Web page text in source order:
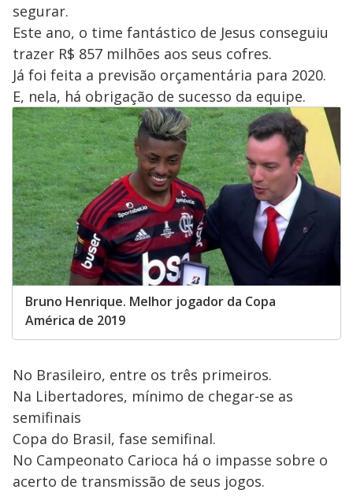
segurar.
Este ano, o time fantástico de Jesus conseguiu
trazer R$ 857 milhões aos seus cofres.
Já foi feita a previsão orçamentária para 2020.
E, nela, há obrigação de sucesso da equipe.
Bruno Henrique. Melhor jogador da Copa
América de 2019
No Brasileiro, entre os três primeiros.
Na Libertadores, mínimo de chegar-se as
semifinais
Copa do Brasil, fase semifinal.
No Campeonato Carioca há o impasse sobre o
acerto de transmissão de seus jogos.